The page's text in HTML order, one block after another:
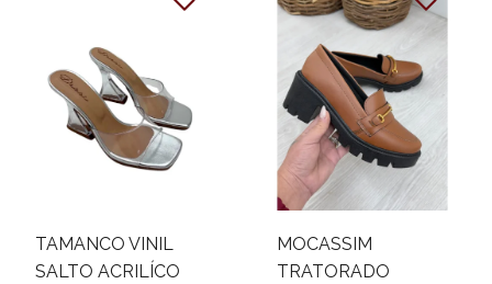
TAMANCO VINIL
SALTO ACRILÍCO
MOCASSIM
TRATORADO